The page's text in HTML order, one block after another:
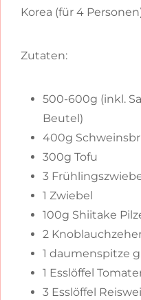
Korea (für 4
Zutaten:
500-600g (inkl.
Beutel)
400g
300g Tofu
3
1 Zwiebel
100g Shiitake
2
1 daumenspitze
1 Esslöffel
3 Esslöffel